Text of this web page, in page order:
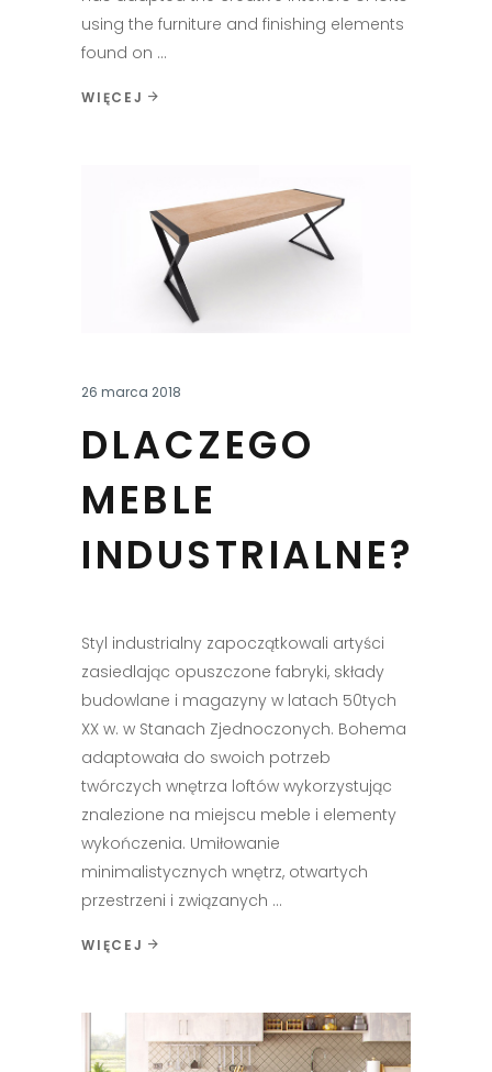
using the furniture and finishing elements
found on
WIĘCEJ
26 marca 2018
DLACZEGO
MEBLE
INDUSTRIALNE?
Styl industrialny zapoczątkowali artyści
zasiedlając opuszczone fabryki, składy
budowlane i magazyny w latach 50tych
XX w. w Stanach Zjednoczonych. Bohema
adaptowała do swoich potrzeb
twórczych wnętrza loftów wykorzystując
znalezione na miejscu meble i elementy
wykończenia. Umiłowanie
minimalistycznych wnętrz, otwartych
przestrzeni i związanych
WIĘCEJ